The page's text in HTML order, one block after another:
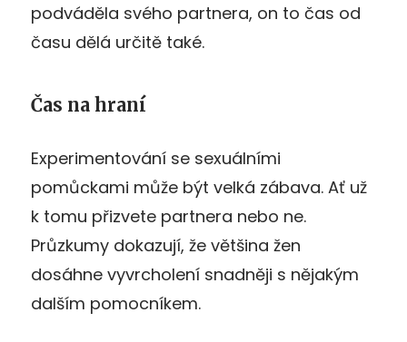
podváděla svého partnera, on to čas od
času dělá určitě také.
Čas na hraní
Experimentování se sexuálními
pomůckami může být velká zábava. Ať už
k tomu přizvete partnera nebo ne.
Průzkumy dokazují, že většina žen
dosáhne vyvrcholení snadněji s nějakým
dalším pomocníkem.